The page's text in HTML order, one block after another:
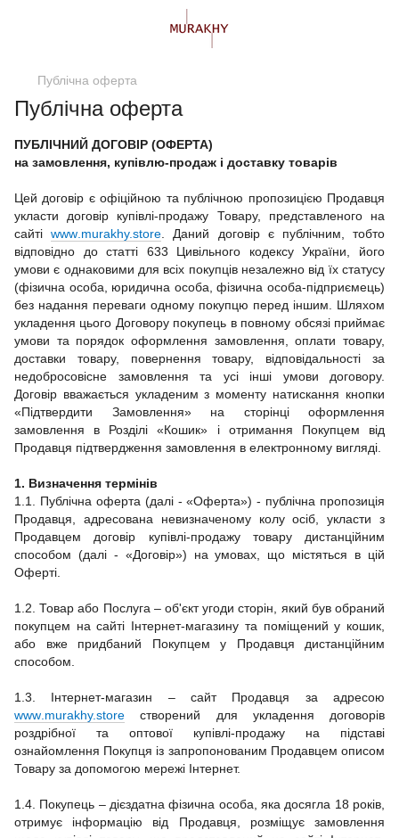
Публічна оферта
Публічна оферта
ПУБЛІЧНИЙ ДОГОВІР (ОФЕРТА)
на замовлення, купівлю-продаж і доставку товарів
Цей договір є офіційною та публічною пропозицією Продавця
укласти договір купівлі-продажу Товару, представленого на
сайтіwww .murakhy.store . Даний договір є публічним, тобто
відповідно до статті 633 Цивільного кодексу України, його
умови є однаковими для всіх покупців незалежно від їх статусу
(фізична особа, юридична особа, фізична особа-підприємець)
без надання переваги одному покупцю перед іншим. Шляхом
укладення цього Договору покупець в повному обсязі приймає
умови та порядок оформлення замовлення, оплати товару,
доставки товару, повернення товару, відповідальності за
недобросовісне замовлення та усі інші умови договору.
Договір вважається укладеним з моменту натискання кнопки
«Підтвердити Замовлення» на сторінці оформлення
замовлення в Розділі «Кошик» і отримання Покупцем від
Продавця підтвердження замовлення в електронному вигляді.
1. Визначення термінів
1.1.
Публічна оферта (далі - «Оферта») - публічна пропозиція
Продавця, адресована невизначеному колу осіб, укласти з
Продавцем договір купівлі-продажу товару дистанційним
способом (далі - «Договір») на умовах, що містяться в цій
Оферті.
1.2. Товар або Послуга – об'єкт угоди сторін, який був обраний
покупцем на сайті Інтернет-магазину та поміщений у кошик,
або вже придбаний Покупцем у Продавця дистанційним
способом.
1.3. Інтернет-магазин – сайт Продавця за адресою
www .murakhy.store створений для укладення договорів
роздрібної та оптової купівлі-продажу на підставі
ознайомлення Покупця із запропонованим Продавцем описом
Товару за допомогою мережі Інтернет.
1.4. Покупець – дієздатна фізична особа, яка досягла 18 років,
отримує інформацію від Продавця, розміщує замовлення